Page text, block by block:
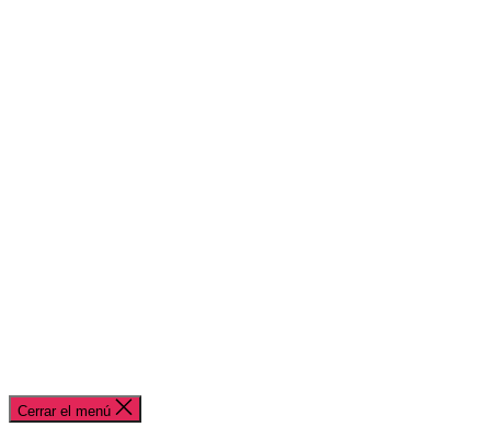
Cerrar el menú